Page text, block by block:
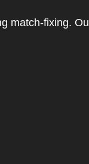
match-fixing.